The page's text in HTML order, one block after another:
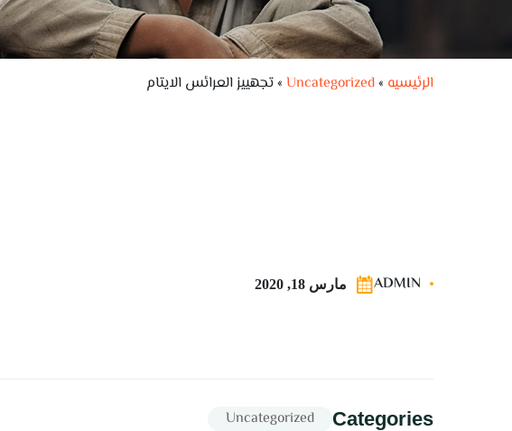
الرئيسيه »
Uncategorized
»تجهييز العرائس الايتام
ADMIN مارس 18, 2020
Categories
Uncategorized